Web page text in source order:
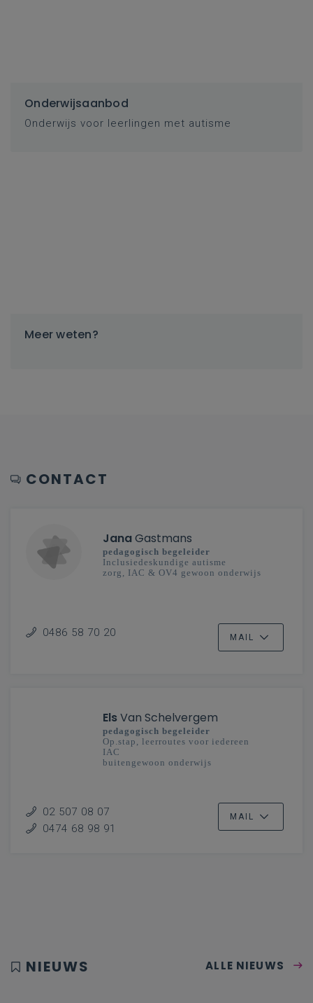
Onderwijsaanbod
Onderwijs voor leerlingen met autisme
Meer weten?
CONTACT
JanaGastmans
pedagogisch begeleider
Inclusiedeskundige autisme
zorg, IAC & OV4 gewoon onderwijs
0486 58 70 20 MAIL
ElsVan Schelvergem
pedagogisch begeleider
Op.stap, leerroutes voor iedereen
IAC
buitengewoon onderwijs
02 507 08 07
0474 68 98 91
MAIL
NIEUWS ALLE NIEUWS